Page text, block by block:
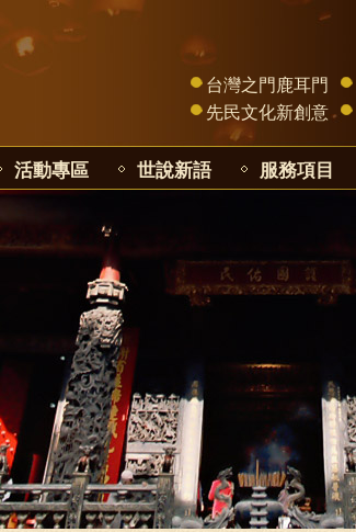
台灣之門鹿耳門
先民文化新創意
活動專區 世說新語 服務項目